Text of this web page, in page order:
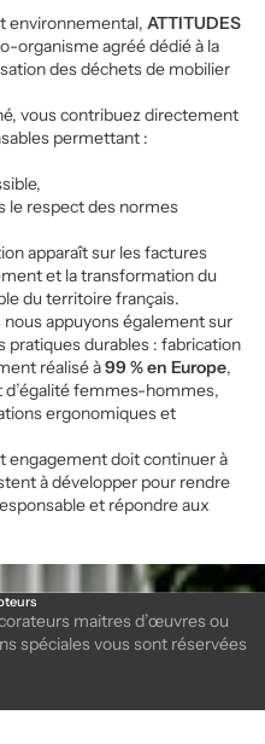
environnemental, ATTITUDES
organisme agréé dédié à la
des déchets de mobilier
vous contribuez directement
permettant :
le respect des normes
apparaît sur les factures
et la transformation du
du territoire français.
appuyons également sur
pratiques durables : fabrication
réalisé à99 % en Europe,
femmes-hommes,
ergonomiques et
engagement doit continuer à
à développer pour rendre
et répondre aux
maitres d’œuvres ou
spéciales vous sont réservées